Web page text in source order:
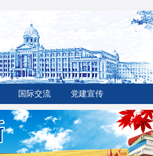
国际交流 党建宣传